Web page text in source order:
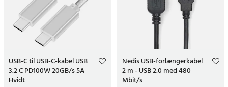
USB-C til USB-C-kabel USB
3.2 C PD100W 20GB/s 5A
Hvidt
Nedis USB-forlængerkabel
2 m - USB 2.0 med 480
Mbit/s